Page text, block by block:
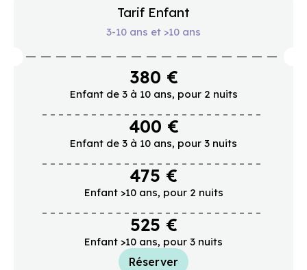
Tarif Enfant
3-10 ans et >10 ans
380 €
Enfant de 3 à 10 ans, pour 2 nuits
400 €
Enfant de 3 à 10 ans, pour 3 nuits
475 €
Enfant >10 ans, pour 2 nuits
525 €
Enfant >10 ans, pour 3 nuits
Réserver